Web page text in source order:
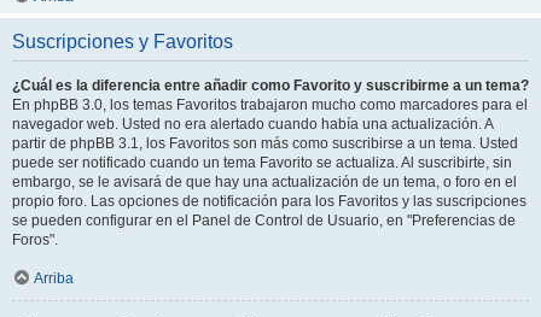
Suscripciones y Favoritos
¿Cuál es la diferencia entre añadir como Favorito y suscribirme a un tema?
En phpBB 3.0, los temas Favoritos trabajaron mucho como marcadores para el
navegador web. Usted no era alertado cuando había una actualización. A
partir de phpBB 3.1, los Favoritos son más como suscribirse a un tema. Usted
puede ser notificado cuando un tema Favorito se actualiza. Al suscribirte, sin
embargo, se le avisará de que hay una actualización de un tema, o foro en el
propio foro. Las opciones de notificación para los Favoritos y las suscripciones
se pueden configurar en el Panel de Control de Usuario, en "Preferencias de
Foros".
Arriba